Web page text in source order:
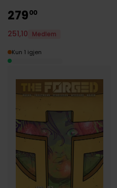
27900
251,10 Medlem
Kun 1 igjen